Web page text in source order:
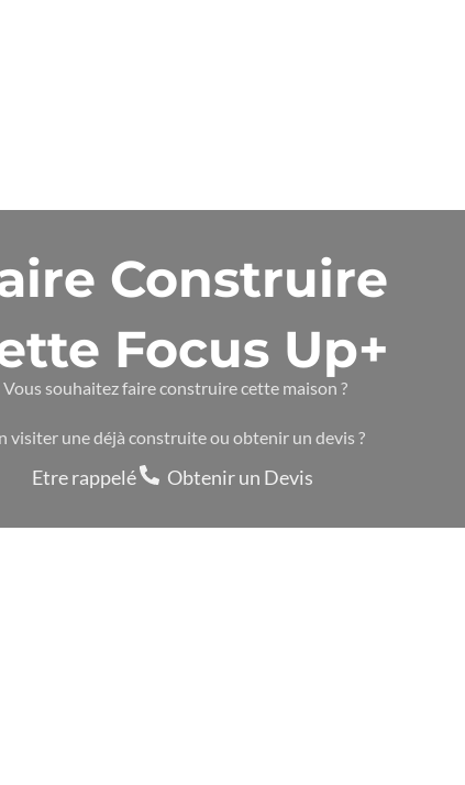
Construire
Focus Up+
Vous souhaitez faire construire cette maison ?
visiter une déjà construite ou obtenir un devis ?
Etre rappelé Obtenir un Devis